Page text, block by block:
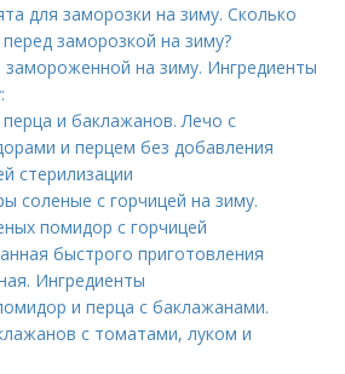
для заморозки на зиму. Сколько
заморозкой на зиму?
на зиму. Ингредиенты
и баклажанов. Лечо с
и перцем без добавления
стерилизации
соленые с горчицей на зиму.
помидор с горчицей
быстрого приготовления
Ингредиенты
и перца с баклажанами.
с томатами, луком и